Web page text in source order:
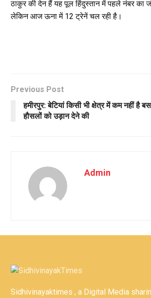
ठाकुर की देन हैं यह पूल हिंदुस्तान में पहले नंबर का
लेकिन आज ऊना में 12 ट्रेनें चल रही है।
Previous Post
हमीरपुर: बेटियां किसी भी क्षेत्र में कम नहीं है
हौसलों को उड़ान देने की
Admin
Sidhivinayaktimes , a Digital Media